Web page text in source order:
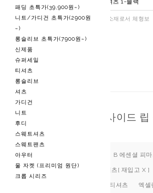
패딩 초특가(39,900원~)
니트/가디건 초특가(2900원
~)
롱슬리브 초특가(7900원~)
신제품
슈퍼세일
티셔츠
롱슬리브
셔츠
가디건
니트
후디
스웨트셔츠
스웨트팬츠
아우터
울 자켓 (프리미엄 원단)
크롭 시리즈
헤비코튼 솔리드 카라 티셔츠 1-블랙
16수의 두툼하고 부드러운 소재로서 체형보
34,900원
N 울트라 립 사이드
B 에센셜 피
G 쫀쫀한 소로나 티셔츠[ 재입고 X ]
A 헤비코튼 하프U넥 티셔츠 엑셀